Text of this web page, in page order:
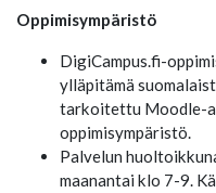
Oppimisympäristö
DigiCampus.fi-
ylläpitämä
tarkoitettu Moodle-
oppimisympäristö.
Palvelun
maanantai klo 7-9.